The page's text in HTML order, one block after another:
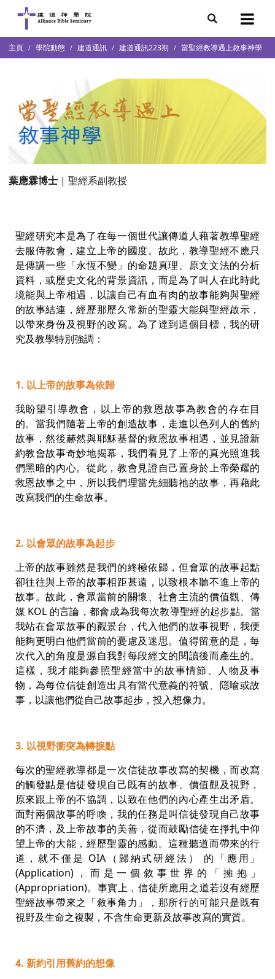
化研究中心
主頁 學院動態 建道通訊 建道通訊223期 當聖經教導遇上敘事神學
葉應霖博士 | 聖經系副教授
聖經研究本是為了在每一個世代讓傳道人藉著教導聖經
去服侍教會，建立上帝的國度。故此，教導聖經不應只
是傳講一些「永恆不變」的命題真理、原文文法的分析
資料，或歷史文化的背景資訊，而是為了叫人在此時此
境能與上帝相遇，以讓自己有血有肉的故事能夠與聖經
的故事結連，經歷那歷久常新的聖靈大能與聖經啟示，
以帶來身份及視野的改寫。為了達到這個目標，我的研
究及教學特別強調：
1. 以上帝的故事為依歸
我盼望引導教會，以上帝的救恩故事為教會的存在目
的。當我們隨著上帝的創造故事，走進以色列人的舊約
故事，然後赫然與耶穌基督的救恩故事相遇，並見證新
約教會故事奇妙地揭幕，我們看見了上帝的真光照進我
們黑暗的內心。從此，教會見證自己置身於上帝榮耀的
救恩故事之中，所以我們理當先細聽祂的故事，再藉此
改寫我們的生命故事。
2. 以會眾的故事為起步
上帝的故事雖然是我們的終極依歸，但會眾的故事起點
卻往往與上帝的故事相距甚遠，以致根本聽不進上帝的
故事。故此，會眾當前的關懷、社會主流的價值觀、傳
媒 KOL 的言論，都會成為我每次教導聖經的起步點。當
我站在會眾故事的觀景台，代入他們的故事視野，我便
能夠更明白他們當前的憂慮及迷思。值得留意的是，每
次代入的角度是源自我對每段經文的閱讀後而產生的。
這樣，我才能夠參照聖經當中的故事情節、人物及事
物，為每位信徒創造出具有當代意義的符號、隱喻或故
事，以讓他們從自己故事起步，投入想像力。
3. 以視野衝突為轉捩點
每次的聖經教導都是一次信徒故事改寫的契機，而改寫
的觸發點是信徒發現自己既有的故事、價值觀及視野，
原來跟上帝的不協調，以致在他們的內心產生出矛盾。
面對兩個故事的呼喚，我的任務是叫信徒發現自己故事
的不濟，及上帝故事的美善，從而鼓勵信徒在掙扎中仰
望上帝的大能，經歷聖靈的感動。這種聽道而帶來的行
道，就不僅是 OIA（歸納式研經法） 的「應用」
(Application)，而是一個敘事世界的「擁抱」
(Appropriation)。事實上，信徒所應用之道若沒有經歷
聖經故事帶來之「敘事角力」，那所行的可能只是既有
視野及生命之複製，不含生命更新及故事改寫的實質。
4. 新約引用舊約的想像